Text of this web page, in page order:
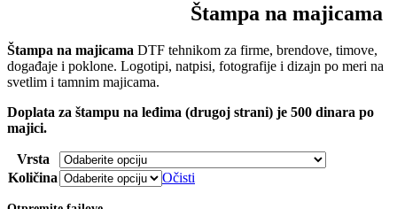
Štampa na majicama
Štampa na majicama DTF tehnikom za firme, brendove, timove,
događaje i poklone. Logotipi, natpisi, fotografije i dizajn po meri na
svetlim i tamnim majicama.
Doplata za štampu na leđima (drugoj strani) je 500 dinara po
majici.
Vrsta
Količina
Očisti